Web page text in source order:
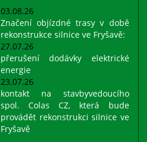
03.08.26
Značení objízdné trasy v době
rekonstrukce silnice ve Fryšavě:
27.07.26
přerušení dodávky elektrické
energie
23.07.26
kontakt na stavbyvedoucího
spol. Colas CZ, která bude
provádět rekonstrukci silnice ve
Fryšavě